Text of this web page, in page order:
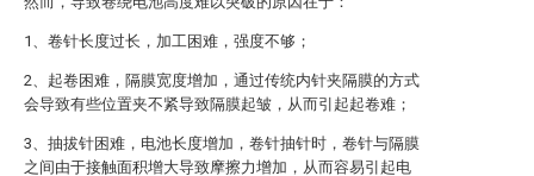
1、卷针长度过长，加工困难，强度不够；
2、起卷困难，隔膜宽度增加，通过传统内针夹隔膜的方式
会导致有些位置夹不紧导致隔膜起皱，从而引起起卷难；
3、抽拔针困难，电池长度增加，卷针抽针时，卷针与隔膜
之间由于接触面积增大导致摩擦力增加，从而容易引起电